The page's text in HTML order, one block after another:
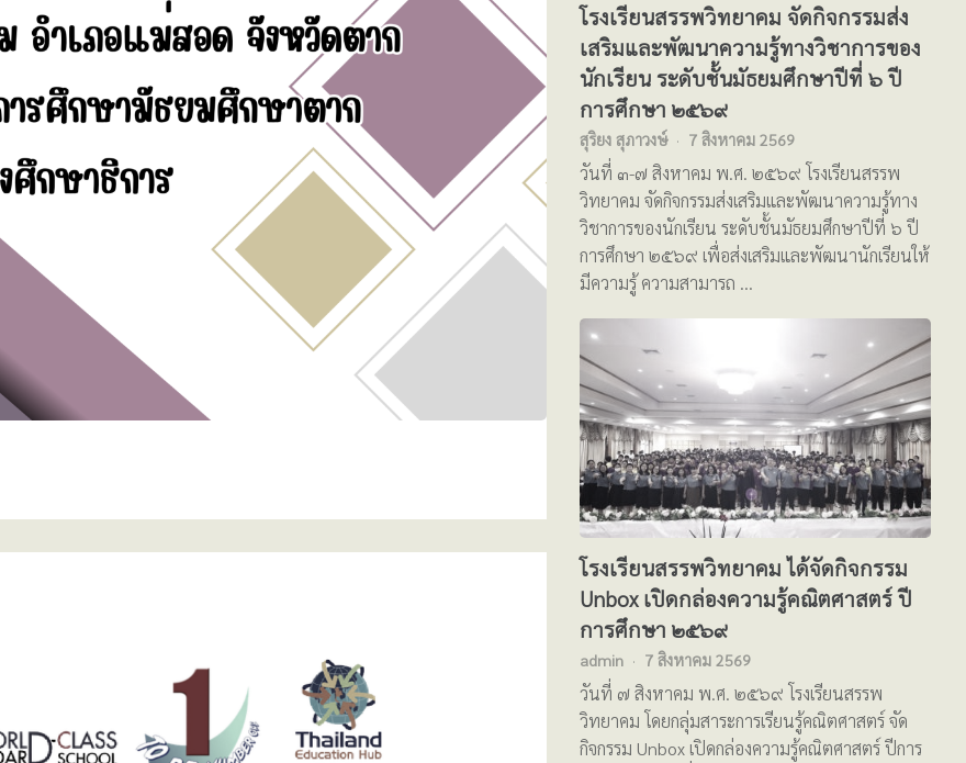
โรงเรียนสรรพวิทยาคม จัดกิจกรรมส่ง
เสริมและพัฒนาความรู้ทางวิชาการของ
นักเรียน ระดับชั้นมัธยมศึกษาปีที่ ๖ ปี
การศึกษา ๒๕๖๙
สุริยง สุภาวงษ์ 7 สิงหาคม 2569
วันที่ ๓-๗ สิงหาคม พ.ศ. ๒๕๖๙ โรงเรียนสรรพ
วิทยาคม จัดกิจกรรมส่งเสริมและพัฒนาความรู้ทาง
วิชาการของนักเรียน ระดับชั้นมัธยมศึกษาปีที่ ๖ ปี
การศึกษา ๒๕๖๙ เพื่อส่งเสริมและพัฒนานักเรียนให้
มีความรู้ ความสามารถ …
โรงเรียนสรรพวิทยาคม ได้จัดกิจกรรม
Unbox เปิดกล่องความรู้คณิตศาสตร์ ปี
การศึกษา ๒๕๖๙
admin 7 สิงหาคม 2569
วันที่ ๗ สิงหาคม พ.ศ. ๒๕๖๙ โรงเรียนสรรพ
วิทยาคม โดยกลุ่มสาระการเรียนรู้คณิตศาสตร์ จัด
กิจกรรม Unbox เปิดกล่องความรู้คณิตศาสตร์ ปีการ